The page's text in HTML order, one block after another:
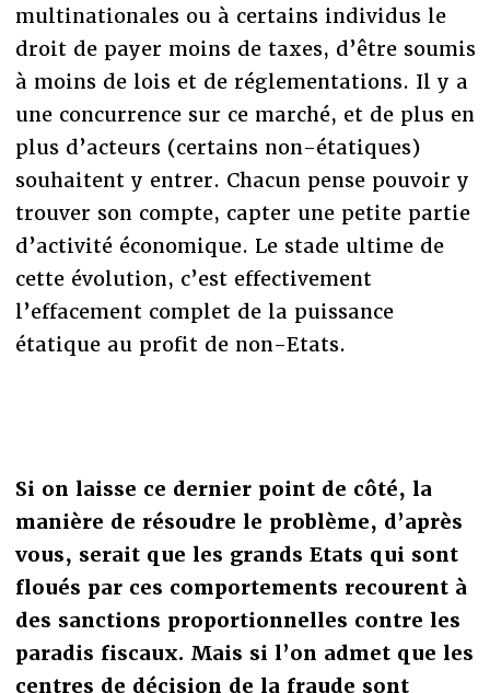
multinationales ou à certains individus le
droit de payer moins de taxes, d’être soumis
à moins de lois et de réglementations. Il y a
une concurrence sur ce marché, et de plus en
plus d’acteurs (certains non-étatiques)
souhaitent y entrer. Chacun pense pouvoir y
trouver son compte, capter une petite partie
d’activité économique. Le stade ultime de
cette évolution, c’est effectivement
l’effacement complet de la puissance
étatique au profit de non-Etats.
Si on laisse ce dernier point de côté, la
manière de résoudre le problème, d’après
vous, serait que les grands Etats qui sont
floués par ces comportements recourent à
des sanctions proportionnelles contre les
paradis fiscaux. Mais si l’on admet que les
centres de décision de la fraude sont